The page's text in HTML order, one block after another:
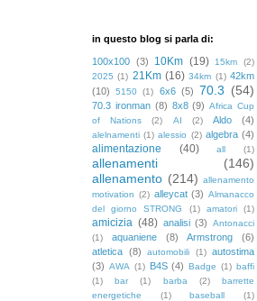
in questo blog si parla di:
100x100 (3) 10Km (19) 15km
(2)
2025 (1) 21Km (16) 34km (1) 42km
(10)
5150 (1) 6x6 (5) 70.3 (54)
70.3 ironman (8) 8x8 (9) Africa Cup
of Nations
(2) AI (2) Aldo (4)
alelnamenti (1) alessio (2) algebra (4)
alimentazione (40) all (1)
allenamenti
(146)
allenamento (214) allenamento
motivation (2) alleycat (3) Almanacco
del giorno STRONG
(1) amatori (1)
amicizia (48) analisi (3)
Antonacci
(1)
aquaniene (8) Armstrong
(6)
atletica (8) automobili (1) autostima
(3) AWA (1) B4S (4) Badge (1) baffi
(1)
bar (1) barba (2)
barrette
energetiche
(1) baseball
(1)